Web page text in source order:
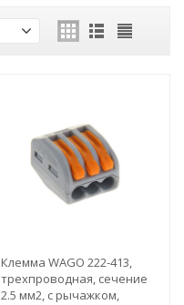
Клемма WAGO 222-413,
трехпроводная, сечение
2.5 мм2, с рычажком,